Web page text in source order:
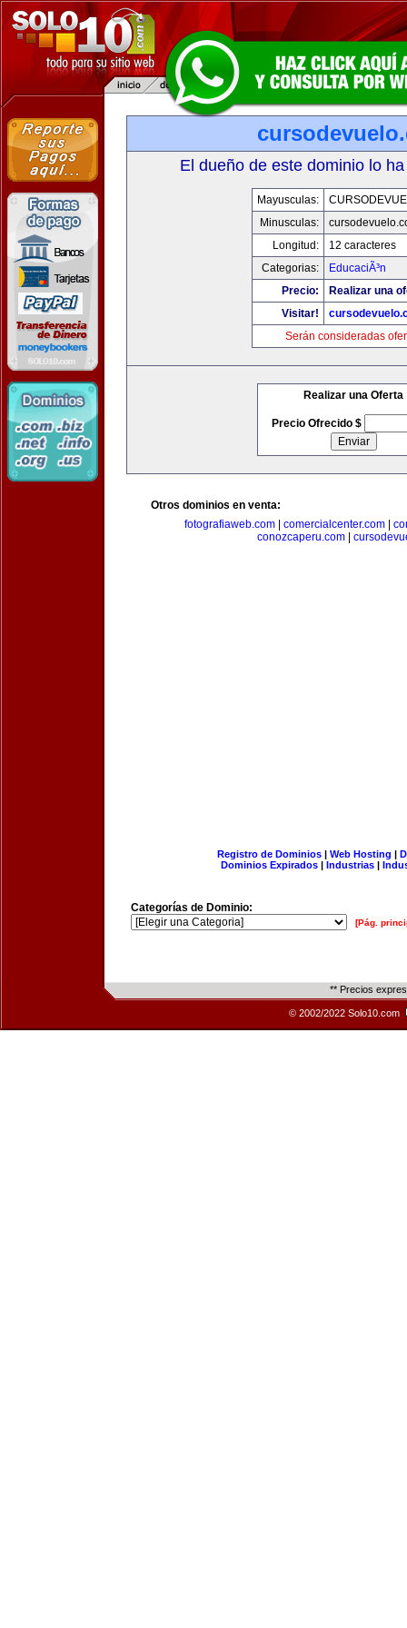
El dueño de este dominio lo
Mayusculas:
Minusculas:
Longitud:
12 caracteres
Categorias:
EducaciÃ³n
Precio:
Realizar una
Visitar!
Serán consideradas
Realizar una Oferta
Precio Ofrecido $
Otros dominios en venta:
fotografiaweb.com| comercialcenter.com|
conozcaperu.com
Registro de Dominios| Web Hosting |
Dominios Expirados | Industrias |
Categorías de Dominio:
[Pág.
** Precios
© 2002/2022 Solo10.com